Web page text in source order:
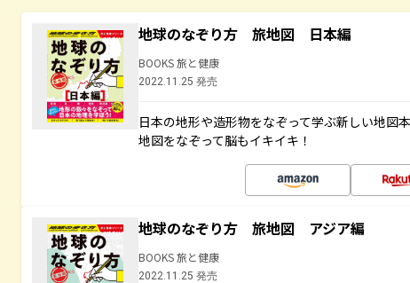
地球のなぞり方 旅地図 日本編
BOOKS 旅と健康
2022.11.25 発売
日本の地形や造形物をなぞって学ぶ新しい地図
地図をなぞって脳もイキイキ！
地球のなぞり方 旅地図 アジア編
BOOKS 旅と健康
2022.11.25 発売